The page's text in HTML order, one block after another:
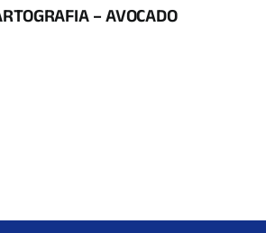
– AVOCADO